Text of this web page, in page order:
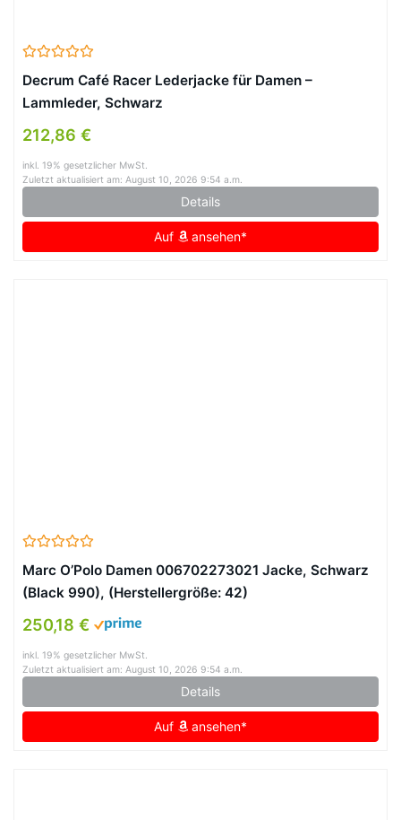
Decrum Café Racer Lederjacke für Damen –
Lammleder, Schwarz
212,86 €
inkl. 19% gesetzlicher MwSt.
Zuletzt aktualisiert am: August 10, 2026 9:54 a.m.
Details
Auf ansehen*
Marc O’Polo Damen 006702273021 Jacke, Schwarz
(Black 990), (Herstellergröße: 42)
250,18 €
inkl. 19% gesetzlicher MwSt.
Zuletzt aktualisiert am: August 10, 2026 9:54 a.m.
Details
Auf ansehen*